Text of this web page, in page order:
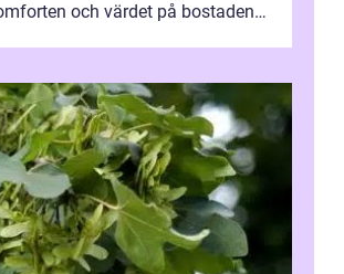
och värdet på bostaden.